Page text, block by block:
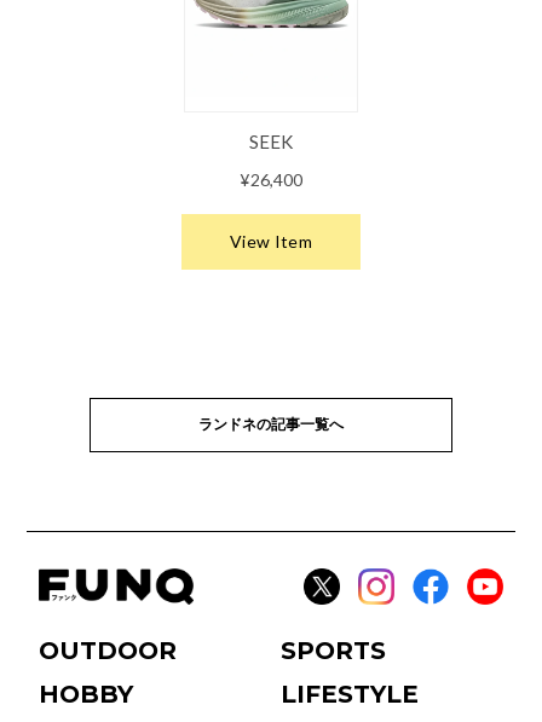
ランドネの記事一覧へ
OUTDOOR
SPORTS
HOBBY
LIFESTYLE